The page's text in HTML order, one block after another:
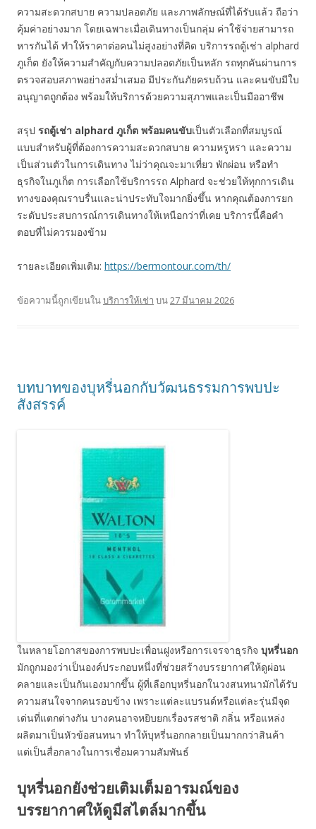
ความสะดวกสบาย ความปลอดภัย และภาพลักษณ์ที่ได้รับแล้ว ถือว่า
คุ้มค่าอย่างมาก โดยเฉพาะเมื่อเดินทางเป็นกลุ่ม ค่าใช้จ่ายสามารถ
หารกันได้ ทำให้ราคาต่อคนไม่สูงอย่างที่คิด บริการรถตู้เช่า alphard
ภูเก็ต ยังให้ความสำคัญกับความปลอดภัยเป็นหลัก รถทุกคันผ่านการ
ตรวจสอบสภาพอย่างสม่ำเสมอ มีประกันภัยครบถ้วน และคนขับมีใบ
อนุญาตถูกต้อง พร้อมให้บริการด้วยความสุภาพและเป็นมืออาชีพ
สรุป รถตู้เช่า alphard ภูเก็ต พร้อมคนขับเป็นตัวเลือกที่สมบูรณ์
แบบสำหรับผู้ที่ต้องการความสะดวกสบาย ความหรูหรา และความ
เป็นส่วนตัวในการเดินทาง ไม่ว่าคุณจะมาเที่ยว พักผ่อน หรือทำ
ธุรกิจในภูเก็ต การเลือกใช้บริการรถ Alphard จะช่วยให้ทุกการเดิน
ทางของคุณราบรื่นและน่าประทับใจมากยิ่งขึ้น หากคุณต้องการยก
ระดับประสบการณ์การเดินทางให้เหนือกว่าที่เคย บริการนี้คือคำ
ตอบที่ไม่ควรมองข้าม
รายละเอียดเพิ่มเติม: https://bermontour.com/th/
ข้อความนี้ถูกเขียนในบริการให้เช่า บน27 มีนาคม 2026
บทบาทของบุหรี่นอกกับวัฒนธรรมการพบปะ
สังสรรค์
ในหลายโอกาสของการพบปะเพื่อนฝูงหรือการเจรจาธุรกิจ บุหรี่นอก
มักถูกมองว่าเป็นองค์ประกอบหนึ่งที่ช่วยสร้างบรรยากาศให้ดูผ่อน
คลายและเป็นกันเองมากขึ้น ผู้ที่เลือกบุหรี่นอกในวงสนทนามักได้รับ
ความสนใจจากคนรอบข้าง เพราะแต่ละแบรนด์หรือแต่ละรุ่นมีจุด
เด่นที่แตกต่างกัน บางคนอาจหยิบยกเรื่องรสชาติ กลิ่น หรือแหล่ง
ผลิตมาเป็นหัวข้อสนทนา ทำให้บุหรี่นอกกลายเป็นมากกว่าสินค้า
แต่เป็นสื่อกลางในการเชื่อมความสัมพันธ์
บุหรี่นอกยังช่วยเติมเต็มอารมณ์ของ
บรรยากาศให้ดูมีสไตล์มากขึ้น